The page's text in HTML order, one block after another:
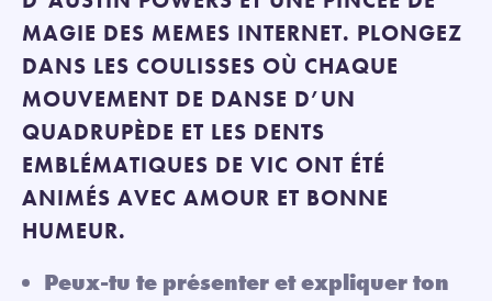
MAGIE DES MEMES INTERNET. PLONGEZ
DANS LES COULISSES OÙ CHAQUE
MOUVEMENT DE DANSE D’UN
QUADRUPÈDE ET LES DENTS
EMBLÉMATIQUES DE VIC ONT ÉTÉ
ANIMÉS AVEC AMOUR ET BONNE
HUMEUR.
Peux-tu te présenter et expliquer ton